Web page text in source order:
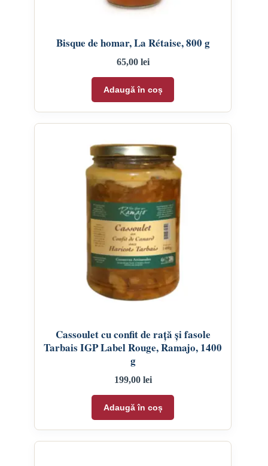
Bisque de homar, La Rétaise, 800 g
65,00 lei
Adaugă în coș
Cassoulet cu confit de rață și fasole
Tarbais IGP Label Rouge, Ramajo, 1400
g
199,00 lei
Adaugă în coș